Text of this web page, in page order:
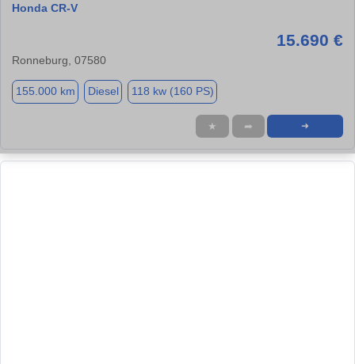
Honda CR-V
15.690 €
Ronneburg, 07580
155.000 km Diesel 118 kw (160 PS)
★ ➦ ➜